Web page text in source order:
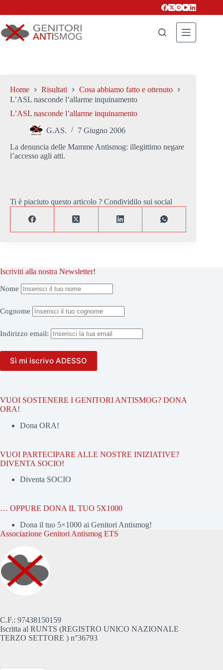
Home Risultati
Cosa abbiamo fatto e ottenuto
L’ASL nasconde l’allarme inquinamento
L’ASL nasconde l’allarme inquinamento
G.AS.
7 Giugno 2006
La denuncia delle Mamme Antismog: illegittimo negare
l’accesso agli atti.
Ti è piaciuto questo articolo ? Condividilo sui social
Iscriviti alla nostra Newsletter!
Nome
Cognome
Indirizzo email:
VUOI SOSTENERE I GENITORI ANTISMOG? DONA
ORA!
Dona ORA!
VUOI PARTECIPARE ALLE NOSTRE INIZIATIVE?
DIVENTA SOCIO!
Diventa SOCIO
… OPPURE DONA IL TUO 5X1000
Dona il tuo 5×1000 ai Genitori Antismog!
Associazione Genitori Antismog ETS
C.F.: 97438150159
Iscritta al RUNTS (REGISTRO UNICO NAZIONALE
TERZO SETTORE ) n°36793